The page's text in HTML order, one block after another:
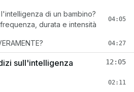
di un bambino?
durata e intensità
04:05
04:27
sull'intelligenza 12:05
02:11